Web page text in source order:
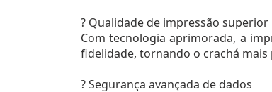
? Qualidade de impressão superior
Com tecnologia aprimorada, a
fidelidade, tornando o crachá
? Segurança avançada de dados